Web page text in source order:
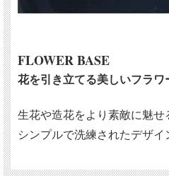
FLOWER BASE
花を引き立てる美しいフラワ
生花や造花をより素敵に魅せ
シンプルで洗練されたデザ